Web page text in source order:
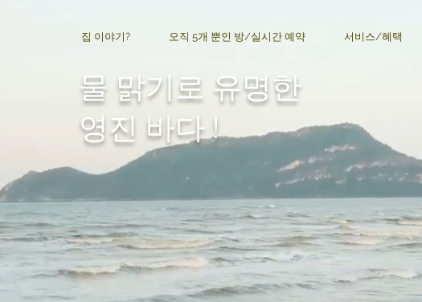
집 이야기? 오직 5개 뿐인 방/실시간 예약 서비스/혜택
물 맑기로 유명한
영진 바다 !